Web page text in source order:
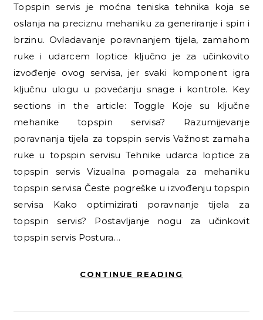
Topspin servis je moćna teniska tehnika koja se
oslanja na preciznu mehaniku za generiranje i spin i
brzinu. Ovladavanje poravnanjem tijela, zamahom
ruke i udarcem loptice ključno je za učinkovito
izvođenje ovog servisa, jer svaki komponent igra
ključnu ulogu u povećanju snage i kontrole. Key
sections in the article: Toggle Koje su ključne
mehanike topspin servisa? Razumijevanje
poravnanja tijela za topspin servis Važnost zamaha
ruke u topspin servisu Tehnike udarca loptice za
topspin servis Vizualna pomagala za mehaniku
topspin servisa Česte pogreške u izvođenju topspin
servisa Kako optimizirati poravnanje tijela za
topspin servis? Postavljanje nogu za učinkovit
topspin servis Postura…
CONTINUE READING